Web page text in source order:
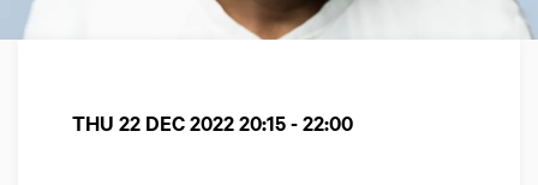
THU 22 DEC 202220:15 - 22:00